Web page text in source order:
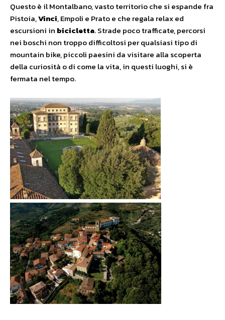
Questo è il Montalbano, vasto territorio che si espande fra
Pistoia,Vinci, Empoli e Prato e che regala relax ed
escursioni in bicicletta. Strade poco trafficate, percorsi
nei boschi non troppo difficoltosi per qualsiasi tipo di
mountain bike, piccoli paesini da visitare alla scoperta
della curiosità o di come la vita, in questi luoghi, si è
fermata nel tempo.